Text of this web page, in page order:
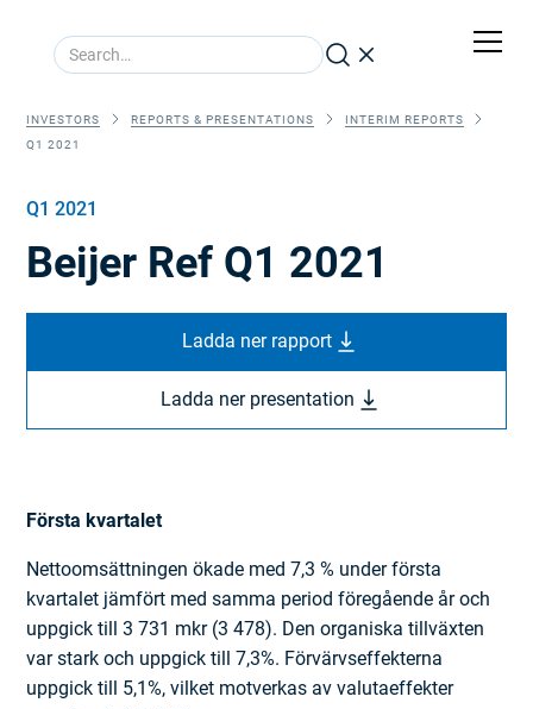
INVESTORS REPORTS & PRESENTATIONS
INTERIM REPORTS
Q1 2021
Q1 2021
Beijer Ref Q1 2021
Ladda ner rapport
Ladda ner presentation
Första kvartalet
Nettoomsättningen ökade med 7,3 % under första
kvartalet jämfört med samma period föregående år och
uppgick till 3 731 mkr (3 478). Den organiska tillväxten
var stark och uppgick till 7,3%. Förvärvseffekterna
uppgick till 5,1%, vilket motverkas av valutaeffekter